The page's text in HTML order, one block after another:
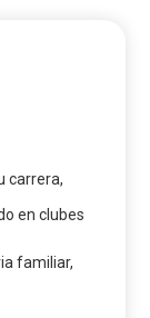
carrera,
en clubes
familiar,